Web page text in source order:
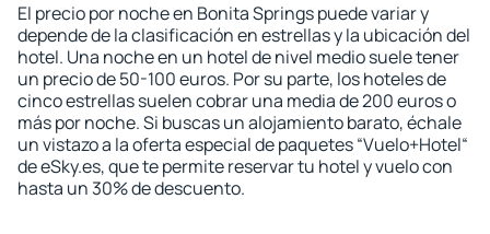
El precio por noche en Bonita Springs puede variar y
depende de la clasificación en estrellas y la ubicación del
hotel. Una noche en un hotel de nivel medio suele tener
un precio de 50-100 euros. Por su parte, los hoteles de
cinco estrellas suelen cobrar una media de 200 euros o
más por noche. Si buscas un alojamiento barato, échale
un vistazo a la oferta especial de paquetes “Vuelo+Hotel“
de eSky.es, que te permite reservar tu hotel y vuelo con
hasta un 30% de descuento.